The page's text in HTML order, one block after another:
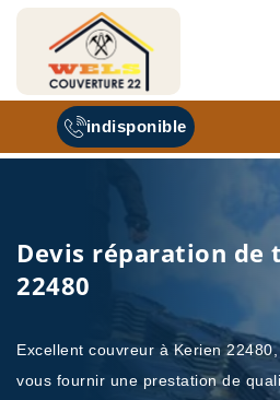
indisponible
Devis réparation de
22480
Excellent couvreur à Kerien
vous fournir une prestation de